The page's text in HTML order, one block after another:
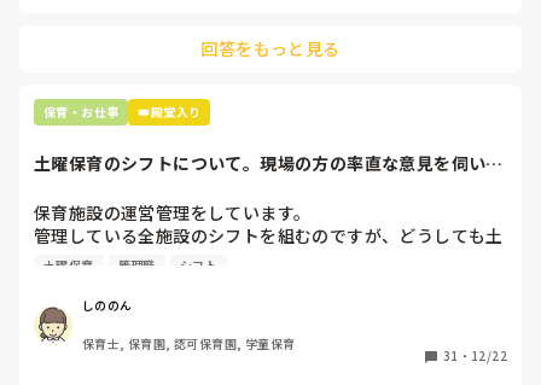
最後の職場にしようと思っていましたが
辞めることは逃げ、と、過去辞めた人も何年も言われ続けて
います
回答をもっと見る
保育・お仕事 👑殿堂入り
土曜保育のシフトについて。現場の方の率直な意見を伺いた
保育施設の運営管理をしています。
管理している全施設のシフトを組むのですが、どうしても土
曜保育だけは入れる方が少なく、いつも苦労しています。
て入職しているはずですが、いざ勤務が始まると一日も土曜
出勤が出来ない方ばかりです。
土曜保育 管理職 シフト
しののん
保育士, 保育園, 認可保育園, 学童保育
31 ・ 12/22